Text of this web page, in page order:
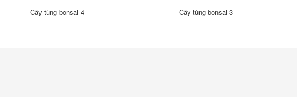
Cây tùng bonsai 4 Cây tùng bonsai 3